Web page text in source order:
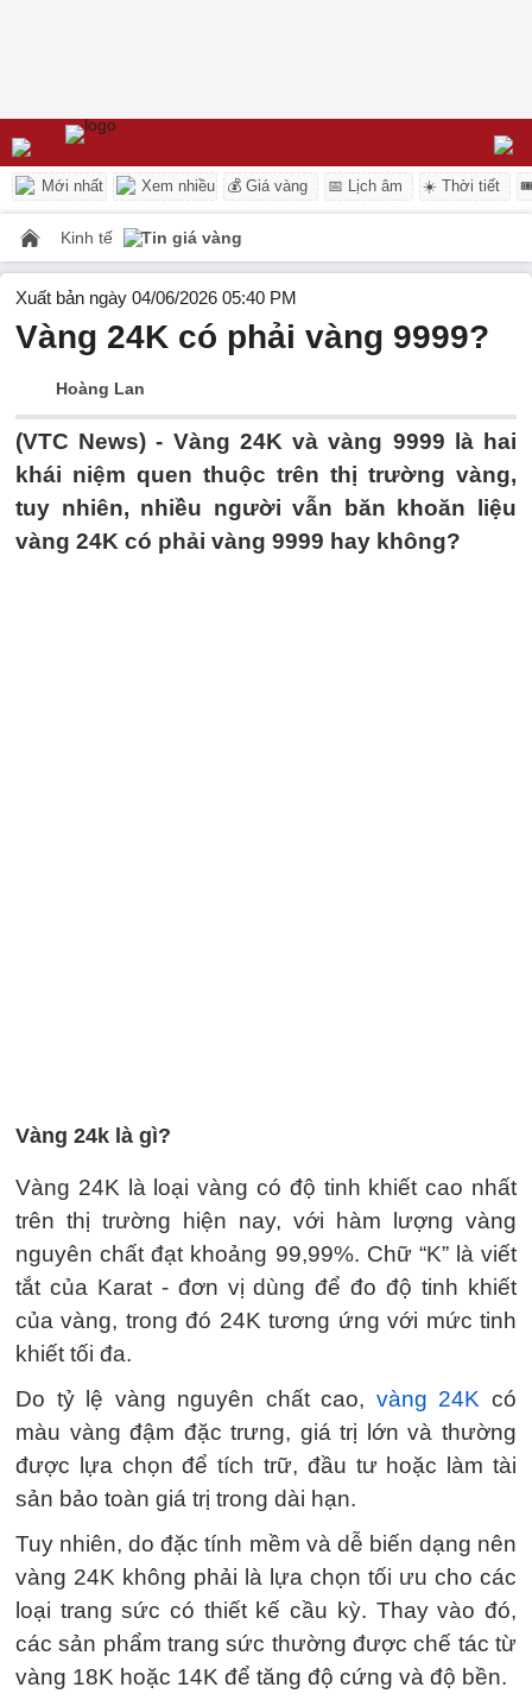
Mới nhất Xem nhiều 💰 Giá vàng 📅 Lịch âm ☀️ Thời tiết
Kinh tế Tin giá vàng
Xuất bản ngày 04/06/2026 05:40 PM
Vàng 24K có phải vàng 9999?
Hoàng Lan
(VTC News) - Vàng 24K và vàng 9999 là hai
khái niệm quen thuộc trên thị trường vàng,
tuy nhiên, nhiều người vẫn băn khoăn liệu
vàng 24K có phải vàng 9999 hay không?
Vàng 24k là gì?
Vàng 24K là loại vàng có độ tinh khiết cao nhất
trên thị trường hiện nay, với hàm lượng vàng
nguyên chất đạt khoảng 99,99%. Chữ “K” là viết
tắt của Karat - đơn vị dùng để đo độ tinh khiết
của vàng, trong đó 24K tương ứng với mức tinh
khiết tối đa.
Do tỷ lệ vàng nguyên chất cao, vàng 24K có
màu vàng đậm đặc trưng, giá trị lớn và thường
được lựa chọn để tích trữ, đầu tư hoặc làm tài
sản bảo toàn giá trị trong dài hạn.
Tuy nhiên, do đặc tính mềm và dễ biến dạng nên
vàng 24K không phải là lựa chọn tối ưu cho các
loại trang sức có thiết kế cầu kỳ. Thay vào đó,
các sản phẩm trang sức thường được chế tác từ
vàng 18K hoặc 14K để tăng độ cứng và độ bền.